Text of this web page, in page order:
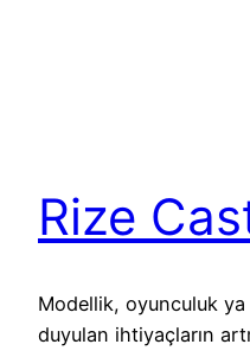
Rize
Modellik, oyunculuk
duyulan ihtiyaçların